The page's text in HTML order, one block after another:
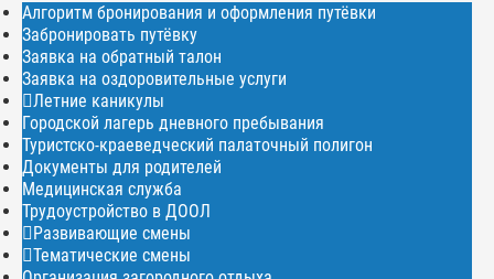
Алгоритм бронирования и оформления путёвки
Забронировать путёвку
Заявка на обратный талон
Заявка на оздоровительные услуги
Летние каникулы
Городской лагерь дневного пребывания
Туристско-краеведческий палаточный полигон
Документы для родителей
Медицинская служба
Трудоустройство в ДООЛ
Развивающие смены
Тематические смены